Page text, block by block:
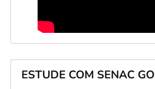
ESTUDE COM SENAC